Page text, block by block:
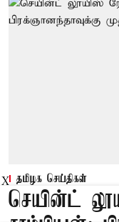
தமிழக செய்திகள்
செயின்ட்
X